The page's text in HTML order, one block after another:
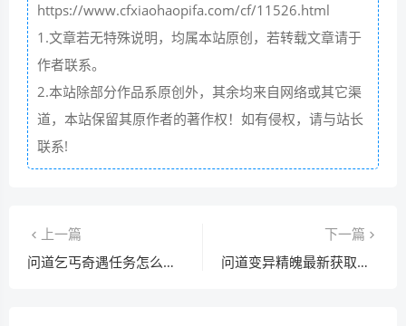
https://www.cfxiaohaopifa.com/cf/11526.html
1.文章若无特殊说明，均属本站原创，若转载文章请于
作者联系。
2.本站除部分作品系原创外，其余均来自网络或其它渠
道，本站保留其原作者的著作权！如有侵权，请与站长
联系!
上一篇
问道乞丐奇遇任务怎么过？手把手教你通关！
下一篇
问道变异精魄最新获取方法，快速提升你的战力！